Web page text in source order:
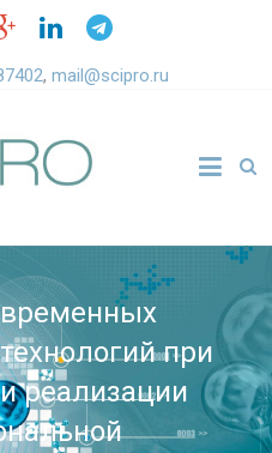
,mail@scipro.ru
при
реализации